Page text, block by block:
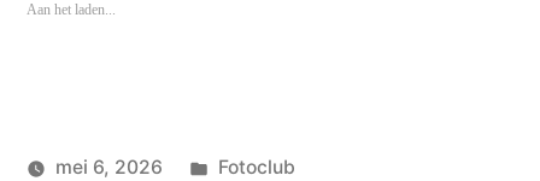
Aan het laden...
mei 6, 2026
Geplaatst
Fotoclub